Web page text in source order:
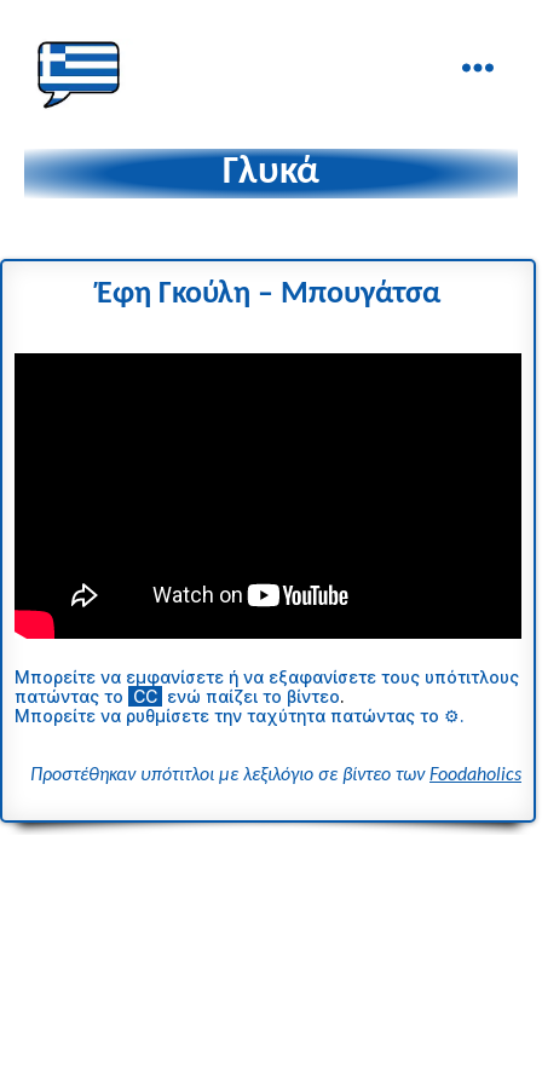
στα
Δάχτυλα!
Γλυκά
Έφη Γκούλη – Μπουγάτσα
Μπορείτε να εμφανίσετε ή να εξαφανίσετε τους υπότιτλους
πατώντας το CC ενώ παίζει το βίντεο.
Μπορείτε να ρυθμίσετε την ταχύτητα πατώντας το ⚙.
Προστέθηκαν υπότιτλοι με λεξιλόγιο σε βίντεο τωνFoodaholics